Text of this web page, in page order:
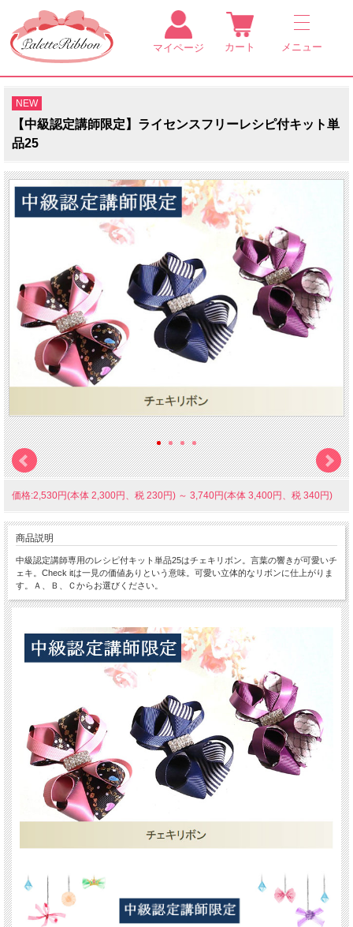
マイページ カート メニュー
NEW
【中級認定講師限定】ライセンスフリーレシピ付キット単
品25
価格:2,530円(本体 2,300円、税 230円) ～ 3,740円(本体 3,400円、税 340円)
商品説明
中級認定講師専用のレシピ付キット単品25はチェキリボン。言葉の響きが可愛いチ
ェキ。Check itは一見の価値ありという意味。可愛い立体的なリボンに仕上がりま
す。Ａ、Ｂ、Ｃからお選びください。